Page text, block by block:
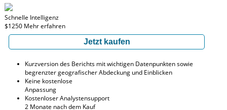
Schnelle Intelligenz
$1250 Mehr erfahren
Jetzt kaufen
Kurzversion des Berichts mit wichtigen Datenpunkten sowie
begrenzter geografischer Abdeckung und Einblicken
Keine kostenlose
Anpassung
Kostenloser Analystensupport
2 Monate nach dem Kauf